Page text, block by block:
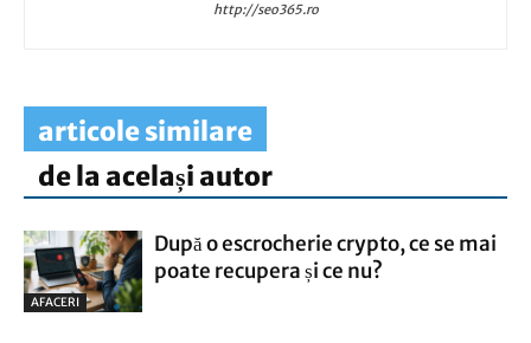
http://seo365.ro
articole similare
de la același autor
AFACERI
După o escrocherie crypto, ce se mai
poate recupera și ce nu?